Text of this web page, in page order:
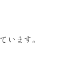
います。